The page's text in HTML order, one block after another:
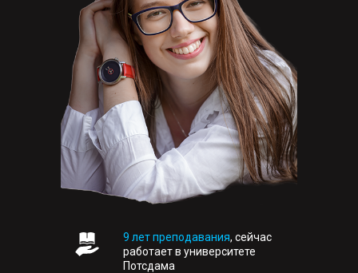
9 лет преподавания, сейчас
работает в университете
Потсдама